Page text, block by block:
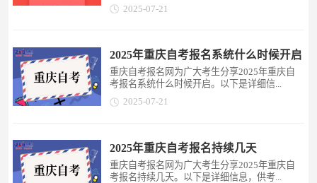
2025-07-21
2025年重庆自考报名系统什么时候开启
重庆自考报名网为广大考生分享2025年重庆自
考报名系统什么时候开启。以下是详细信...
2025-07-21
2025年重庆自考报名持续几天
重庆自考报名网为广大考生分享2025年重庆自
考报名持续几天。以下是详细信息，供考...